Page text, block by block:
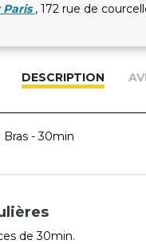
Paris , 172 rue de
DESCRIPTION
- 30min
de 30min.